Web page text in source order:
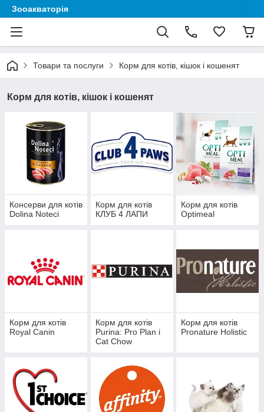
Зооакваторія
Товари та послуги Корм для котів, кішок і кошенят
Корм для котів, кішок і кошенят
Консерви для котів
Dolina Noteci
Корм для котів
КЛУБ 4 ЛАПИ
Корм для котів
Optimeal
Корм для котів
Royal Canin
Корм для котів
Purina: Pro Plan і
Cat Chow
Корм для котів
Pronature Holistic